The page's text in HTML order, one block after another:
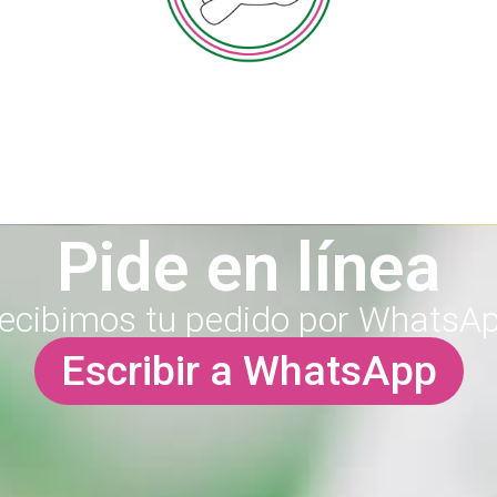
Pide en línea
tu pedido por
Escribir a WhatsApp